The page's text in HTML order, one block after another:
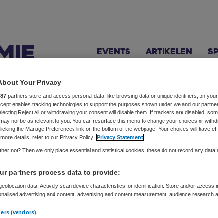
Events Artikelen
coach
van diepgaande verandering in mensen, teams
op het gebied van leercultuur,
organisaties en diverse sectoren. Elvira wil bijdragen aan
voor zichzelf en anderen en leiderschap tonen. Een
is om creatieve energie te laten stromen.
Your Privacy
partners store and access personal data, like browsing data or unique identifiers, on your
enables tracking technologies to support the purposes shown under we and our
Reject All or withdrawing your consent will disable them. If trackers are disabled,
not be as relevant to you. You can resurface this menu to change your choices or
the Manage Preferences link on the bottom of the webpage. Your choices will have
details, refer to our Privacy Policy.
Privacy Statement
not? Then we only place essential and statistical cookies, these do not record any data
partners process data to provide:
data. Actively scan device characteristics for identification. Store and/or access
advertising and content, advertising and content measurement, audience research
(vendors)